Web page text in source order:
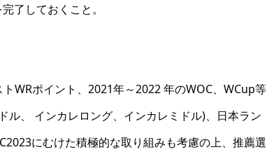
了しておくこと。
WRポイント、2021年～2022 年のWOC、WCup等
、 インカレロング、インカレミドル)、日本ラン
にむけた積極的な取り組みも考慮の上、推薦選